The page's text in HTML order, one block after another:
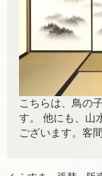
こちらは、鳥の
す。 他にも、山
ございます。客